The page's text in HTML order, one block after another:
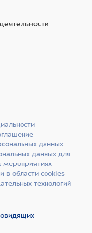
данных
данных для
мероприятиях
в области cookies
технологий